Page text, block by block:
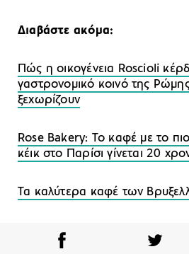
Διαβάστε ακόμα:
Πώς η οικογένεια Roscioli
γαστρονομικό κοινό της
ξεχωρίζουν
Rose Bakery: Το καφέ με το
κέικ στο Παρίσι γίνεται 20
Τα καλύτερα καφέ των